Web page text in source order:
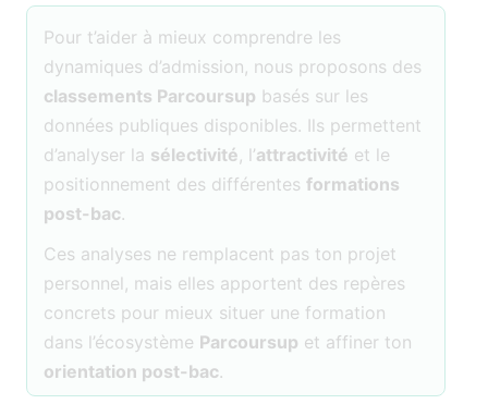
Pour t’aider à mieux comprendre les
dynamiques d’admission, nous proposons des
classements Parcoursup basés sur les
données publiques disponibles. Ils permettent
d’analyser la sélectivité, l’attractivité et le
positionnement des différentes formations
post-bac.
Ces analyses ne remplacent pas ton projet
personnel, mais elles apportent des repères
concrets pour mieux situer une formation
dans l’écosystème Parcoursup et affiner ton
orientation post-bac.